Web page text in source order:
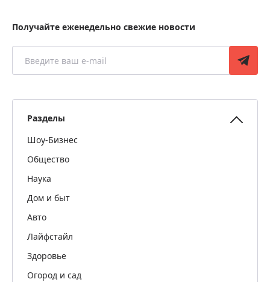
Получайте еженедельно свежие новости
Разделы
Шоу-Бизнес
Общество
Наука
Дом и быт
Авто
Лайфстайл
Здоровье
Огород и сад